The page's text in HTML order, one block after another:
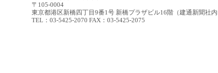
〒105-0004
東京都港区新橋四丁目9番1号 新橋プラザビル16階（建通新聞社
TEL：03-5425-2070 FAX：03-5425-2075